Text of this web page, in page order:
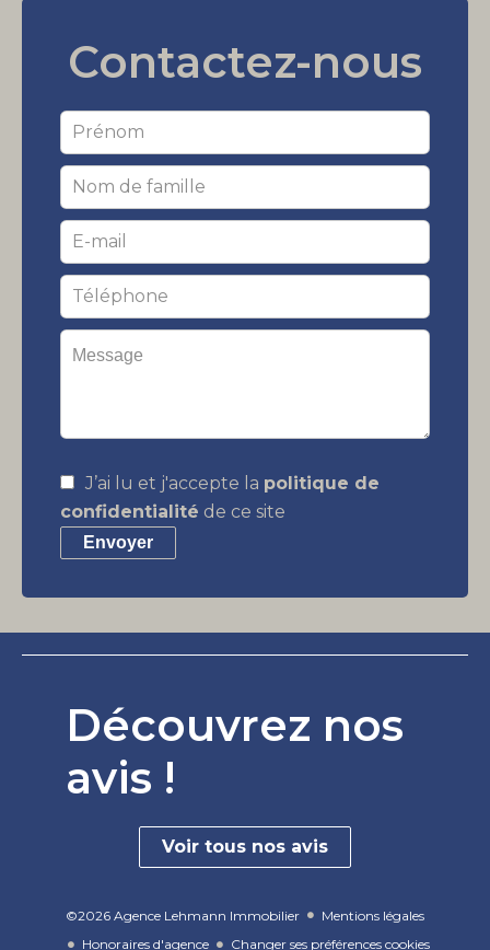
Contactez-nous
J’ai lu et j'accepte la politique de
confidentialité de ce site
Envoyer
Découvrez nos
avis !
Voir tous nos avis
©2026 Agence Lehmann Immobilier
Mentions légales
Honoraires d'agence
Changer ses préférences cookies